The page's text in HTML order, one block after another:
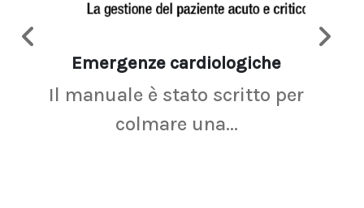
Emergenze cardiologiche
Il manuale è stato scritto per
colmare una...